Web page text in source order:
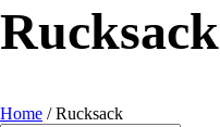
Rucksack
Home / Rucksack